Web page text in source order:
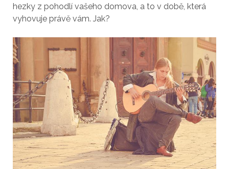
hezky z pohodlí vašeho domova, a to v době, která
vyhovuje právě vám. Jak?